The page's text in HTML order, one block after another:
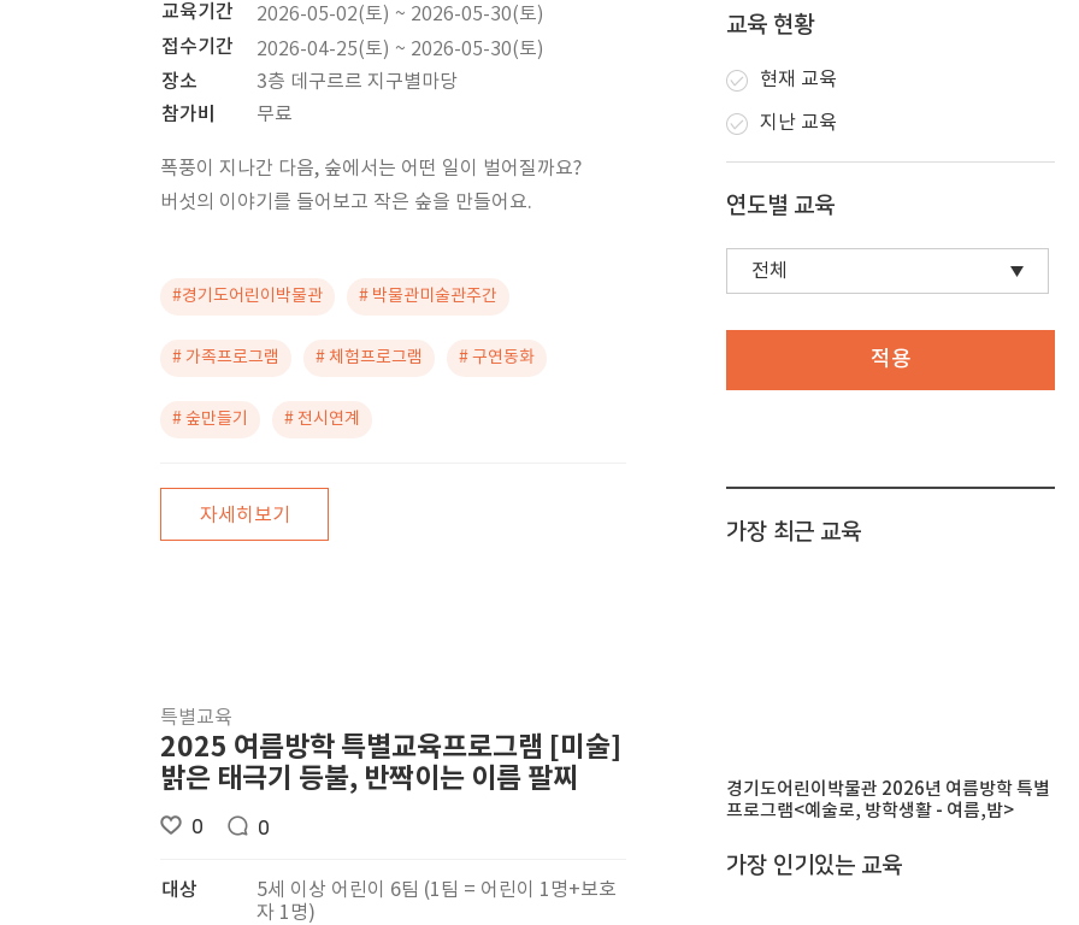
교육기간
2026-05-02(토) ~ 2026-05-30(토)
접수기간 2026-04-25(토) ~ 2026-05-30(토)
장소
3층 데구르르 지구별마당
참가비
무료
폭풍이 지나간 다음, 숲에서는 어떤 일이 벌어질까요?
버섯의 이야기를 들어보고 작은 숲을 만들어요.
#경기도어린이박물관 # 박물관미술관주간
# 가족프로그램 # 체험프로그램 # 구연동화
# 숲만들기 # 전시연계
자세히보기
특별교육
2025 여름방학 특별교육프로그램 [미술]
밝은 태극기 등불, 반짝이는 이름 팔찌
0 0
대상
5세 이상 어린이 6팀 (1팀 = 어린이 1명+보호
자 1명)
교육 현황
현재 교육
지난 교육
연도별 교육
적용
가장 최근 교육
경기도어린이박물관 2026년 여름방학 특별
프로그램<예술로, 방학생활 - 여름,밤>
가장 인기있는 교육